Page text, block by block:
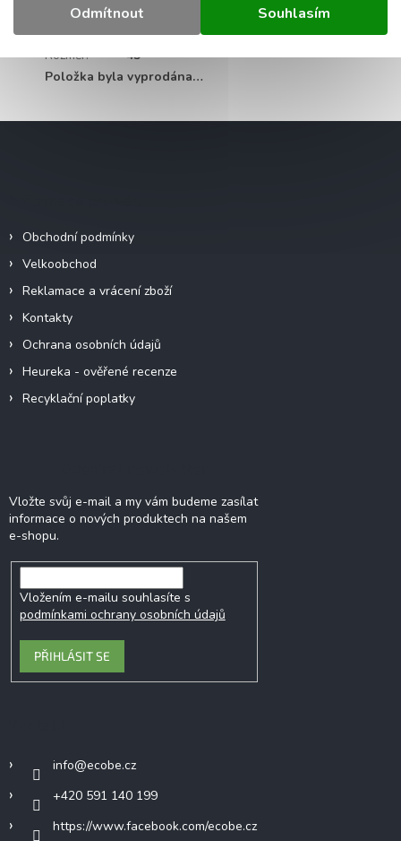
Odmítnout Souhlasím
Napětí (V):
230
Patice:
GU10
Rozměr:
45
Položka byla vyprodána…
Obchodní podmínky
Velkoobchod
Reklamace a vrácení zboží
Kontakty
Ochrana osobních údajů
Heureka - ověřené recenze
Recyklační poplatky
Vložte svůj e-mail a my vám budeme zasílat
informace o nových produktech na našem
e-shopu.
Vložením e-mailu souhlasíte s
podmínkami ochrany osobních údajů
PŘIHLÁSIT SE
info@ecobe.cz
+420 591 140 199
https://www.facebook.com/ecobe.cz